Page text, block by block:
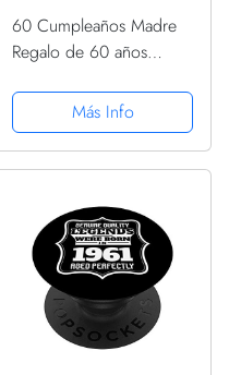
60 Cumpleaños Madre
Regalo de 60 años
PopGrip: Agarre
intercambiable para
Teléfonos y Tabletas
Más Info